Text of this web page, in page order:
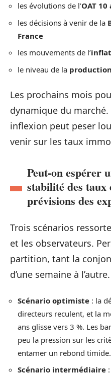
les évolutions de l’OAT 10
les décisions à venir de la
France
les mouvements de l’
le niveau de la
Les prochains mois
dynamique du
inflexion peut peser
venir sur les taux
Peut-on espérer
stabilité des taux
prévisions des
Trois scénarios
et les observateurs.
partition, tant la
d’une semaine à l’autre.
Scénario optimiste : la
directeurs reculent, et la
ans glisse vers 3 %. Les
peu la pression sur les
entamer un rebond timide.
Scénario intermédiaire